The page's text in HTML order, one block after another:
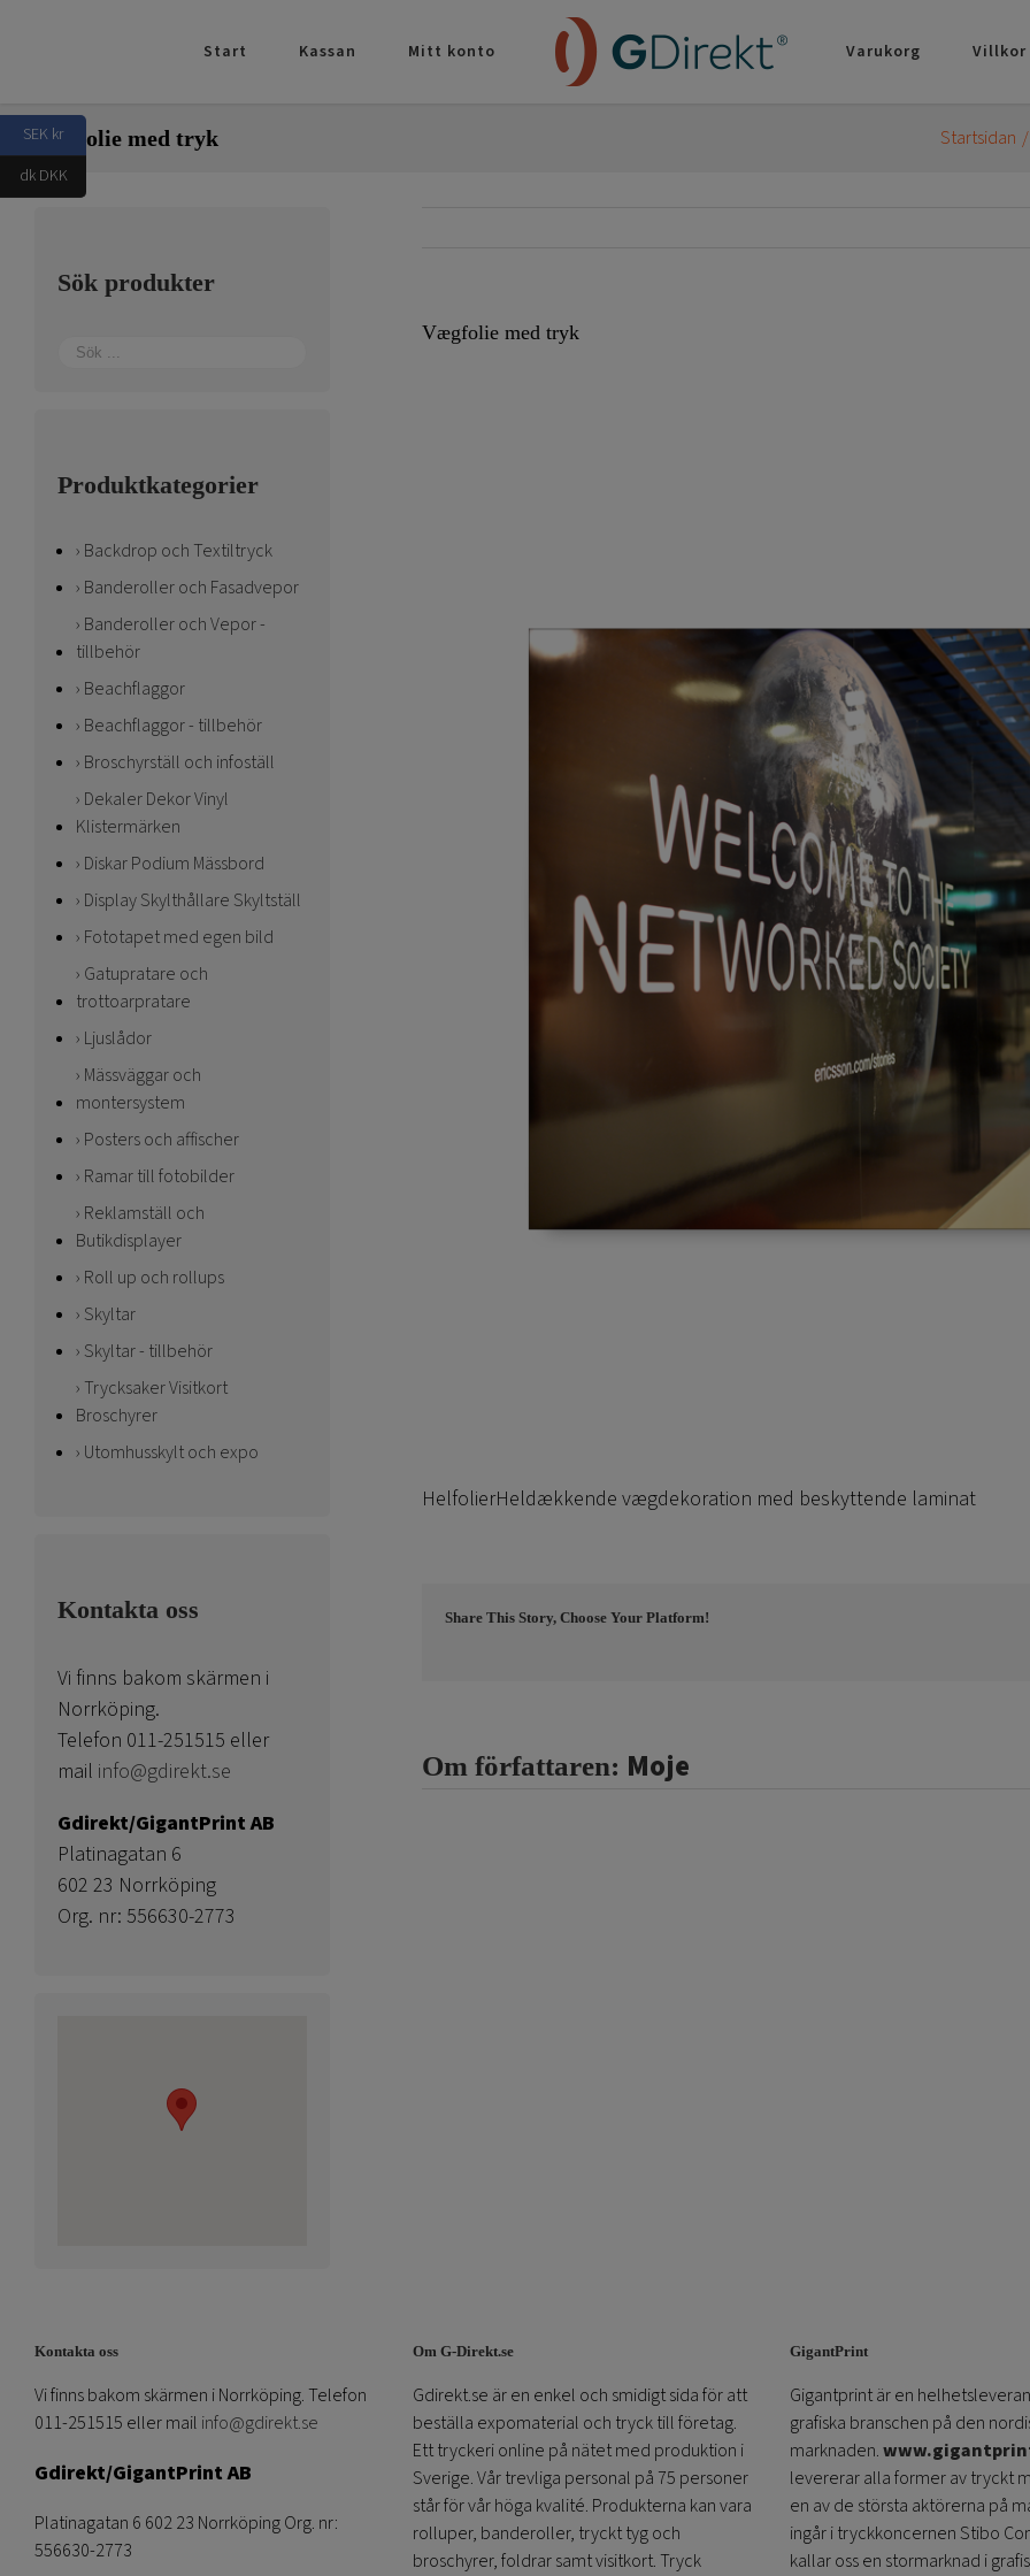
Start Kassan Mitt konto Varukorg Villkor
Vægfolie med tryk Startsidan
Vægfolie med tryk
HelfolierHeldækkende vægdekoration med beskyttende laminat
Share This Story, Choose Your Platform!
Om författaren: Moje
Sök produkter
Produktkategorier
Backdrop och Textiltryck
Banderoller och Fasadvepor
Banderoller och Vepor -
tillbehör
Beachflaggor
Beachflaggor - tillbehör
Broschyrställ och infoställ
Dekaler Dekor Vinyl
Klistermärken
Diskar Podium Mässbord
Display Skylthållare Skyltställ
Fototapet med egen bild
Gatupratare och
trottoarpratare
Ljuslådor
Mässväggar och
montersystem
Posters och affischer
Ramar till fotobilder
Reklamställ och
Butikdisplayer
Roll up och rollups
Skyltar
Skyltar - tillbehör
Trycksaker Visitkort
Broschyrer
Utomhusskylt och expo
Kontakta oss
Vi finns bakom skärmen i
Norrköping.
Telefon 011-251515 eller
mail info@gdirekt.se
Gdirekt/GigantPrint AB
Platinagatan 6
602 23 Norrköping
Org. nr: 556630-2773
Kontakta oss
Vi finns bakom skärmen i Norrköping. Telefon
011-251515 eller mail info@gdirekt.se
Gdirekt/GigantPrint AB
Platinagatan 6 602 23 Norrköping Org. nr:
556630-2773
Om G-Direkt.se
Gdirekt.se är en enkel och smidigt sida för att
beställa expomaterial och tryck till företag.
Ett tryckeri online på nätet med produktion i
Sverige. Vår trevliga personal på 75 personer
står för vår höga kvalité. Produkterna kan vara
rolluper, banderoller, tryckt tyg och
broschyrer, foldrar samt visitkort. Tryck
GigantPrint
Gigantprint är en
grafiska branschen på den
marknaden.
levererar alla former av tryckt
en av de största aktörerna på
ingår i tryckkoncernen Stibo
kallar oss en stormarknad i
SEK kr
dk DKK